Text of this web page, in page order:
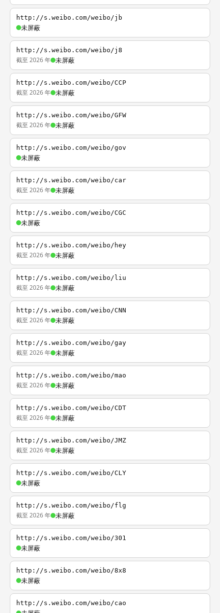
http://s.weibo.com/weibo/jb
未屏蔽
http://s.weibo.com/weibo/j8
截至 2026 年 未屏蔽
http://s.weibo.com/weibo/CCP
截至 2026 年 未屏蔽
http://s.weibo.com/weibo/GFW
截至 2026 年 未屏蔽
http://s.weibo.com/weibo/gov
未屏蔽
http://s.weibo.com/weibo/car
截至 2026 年 未屏蔽
http://s.weibo.com/weibo/CGC
未屏蔽
http://s.weibo.com/weibo/hey
截至 2026 年 未屏蔽
http://s.weibo.com/weibo/liu
截至 2026 年 未屏蔽
http://s.weibo.com/weibo/CNN
截至 2026 年 未屏蔽
http://s.weibo.com/weibo/gay
截至 2026 年 未屏蔽
http://s.weibo.com/weibo/mao
截至 2026 年 未屏蔽
http://s.weibo.com/weibo/CDT
截至 2026 年 未屏蔽
http://s.weibo.com/weibo/JMZ
截至 2026 年 未屏蔽
http://s.weibo.com/weibo/CLY
未屏蔽
http://s.weibo.com/weibo/flg
截至 2026 年 未屏蔽
http://s.weibo.com/weibo/301
未屏蔽
http://s.weibo.com/weibo/8x8
未屏蔽
http://s.weibo.com/weibo/cao